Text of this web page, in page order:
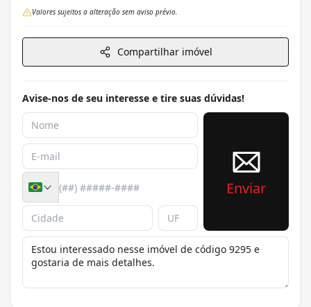
Valores sujeitos a alteração sem aviso prévio.
Compartilhar imóvel
Avise-nos de seu interesse e tire suas dúvidas!
Enviar